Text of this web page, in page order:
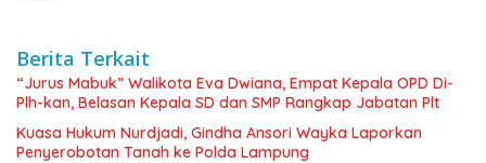
Berita Terkait
“Jurus Mabuk” Walikota Eva Dwiana, Empat Kepala OPD Di-
Plh-kan, Belasan Kepala SD dan SMP Rangkap Jabatan Plt
Kuasa Hukum Nurdjadi, Gindha Ansori Wayka Laporkan
Penyerobotan Tanah ke Polda Lampung